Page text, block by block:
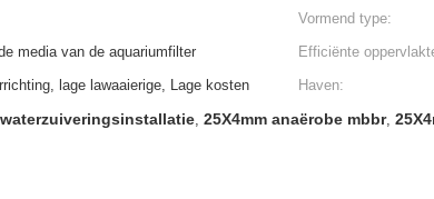
Vormend type:
media van de aquariumfilter Efficiënte
lage lawaaierige, Lage kosten Haven:
, 25X4mm anaërobe mbbr,